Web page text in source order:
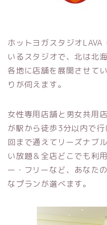
ホットヨガスタジオLAVA
いるスタジオで、北は北
各地に店舗を展開させて
りが伺えます。
女性専用店舗と男女共用
が駅から徒歩3分以内で
回まで通えてリーズナブ
い放題＆全店どこでも利
ー・フリーなど、あなた
なプランが選べます。